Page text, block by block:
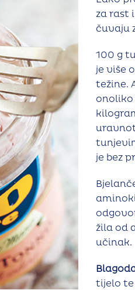
za rast
čuvaju
100 g
je više
težine.
onoliko
je bez
žila od
učinak.
tijelo te